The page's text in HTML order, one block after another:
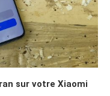
sur votre Xiaomi